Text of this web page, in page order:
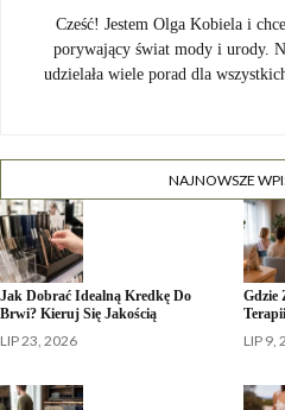
Cześć! Jestem Olga Kobiela i
porywający świat mody i urody.
udzielała wiele porad dla
NAJNOWSZE
Jak Dobrać Idealną Kredkę Do
Brwi? Kieruj Się Jakością
LIP 23, 2026
Gdzie
LIP 9,